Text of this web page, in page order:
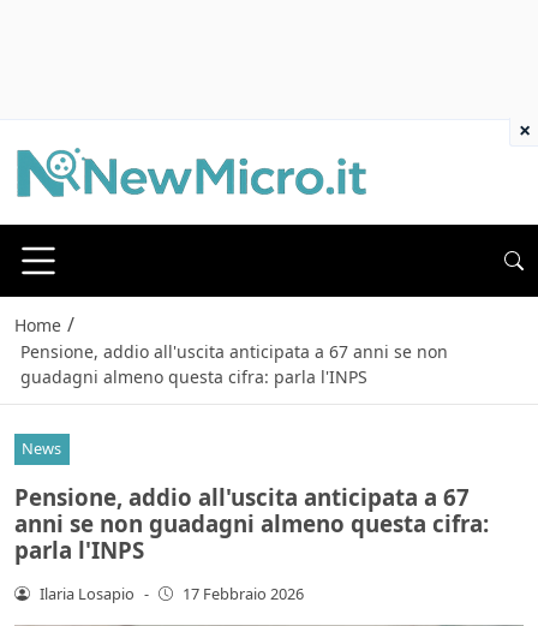
Home /
Pensione, addio all'uscita anticipata a 67 anni se non
guadagni almeno questa cifra: parla l'INPS
News
Pensione, addio all'uscita anticipata a 67
anni se non guadagni almeno questa cifra:
parla l'INPS
Ilaria Losapio - 17 Febbraio 2026
×